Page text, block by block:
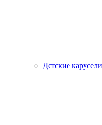
Детские карусели